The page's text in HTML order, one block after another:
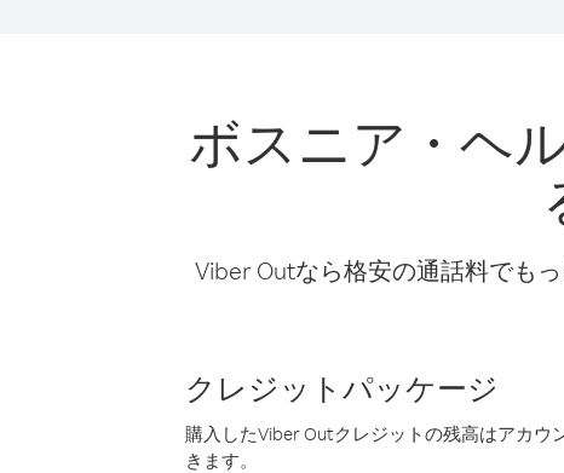
ボスニア・ヘ
Viber Outなら格安の通話料でも
クレジットパッケージ
購入したViber Outクレジットの残高はアカ
きます。